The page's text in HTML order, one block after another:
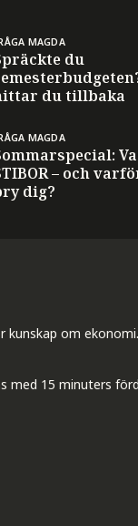
MAGDA
du
du tillbaka
MAGDA
– och
dig?
kunskap om
med 15 minuters